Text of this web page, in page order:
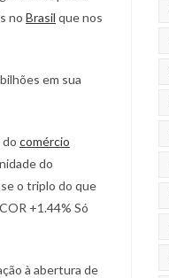
no Brasil que nos
em sua
comércio
do
o triplo do que
+1.44% Só
à abertura de